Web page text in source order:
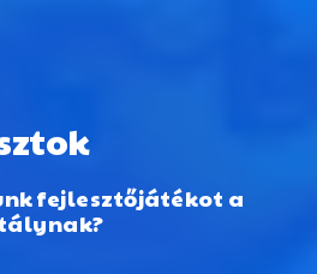
fejlesztőjátékot a